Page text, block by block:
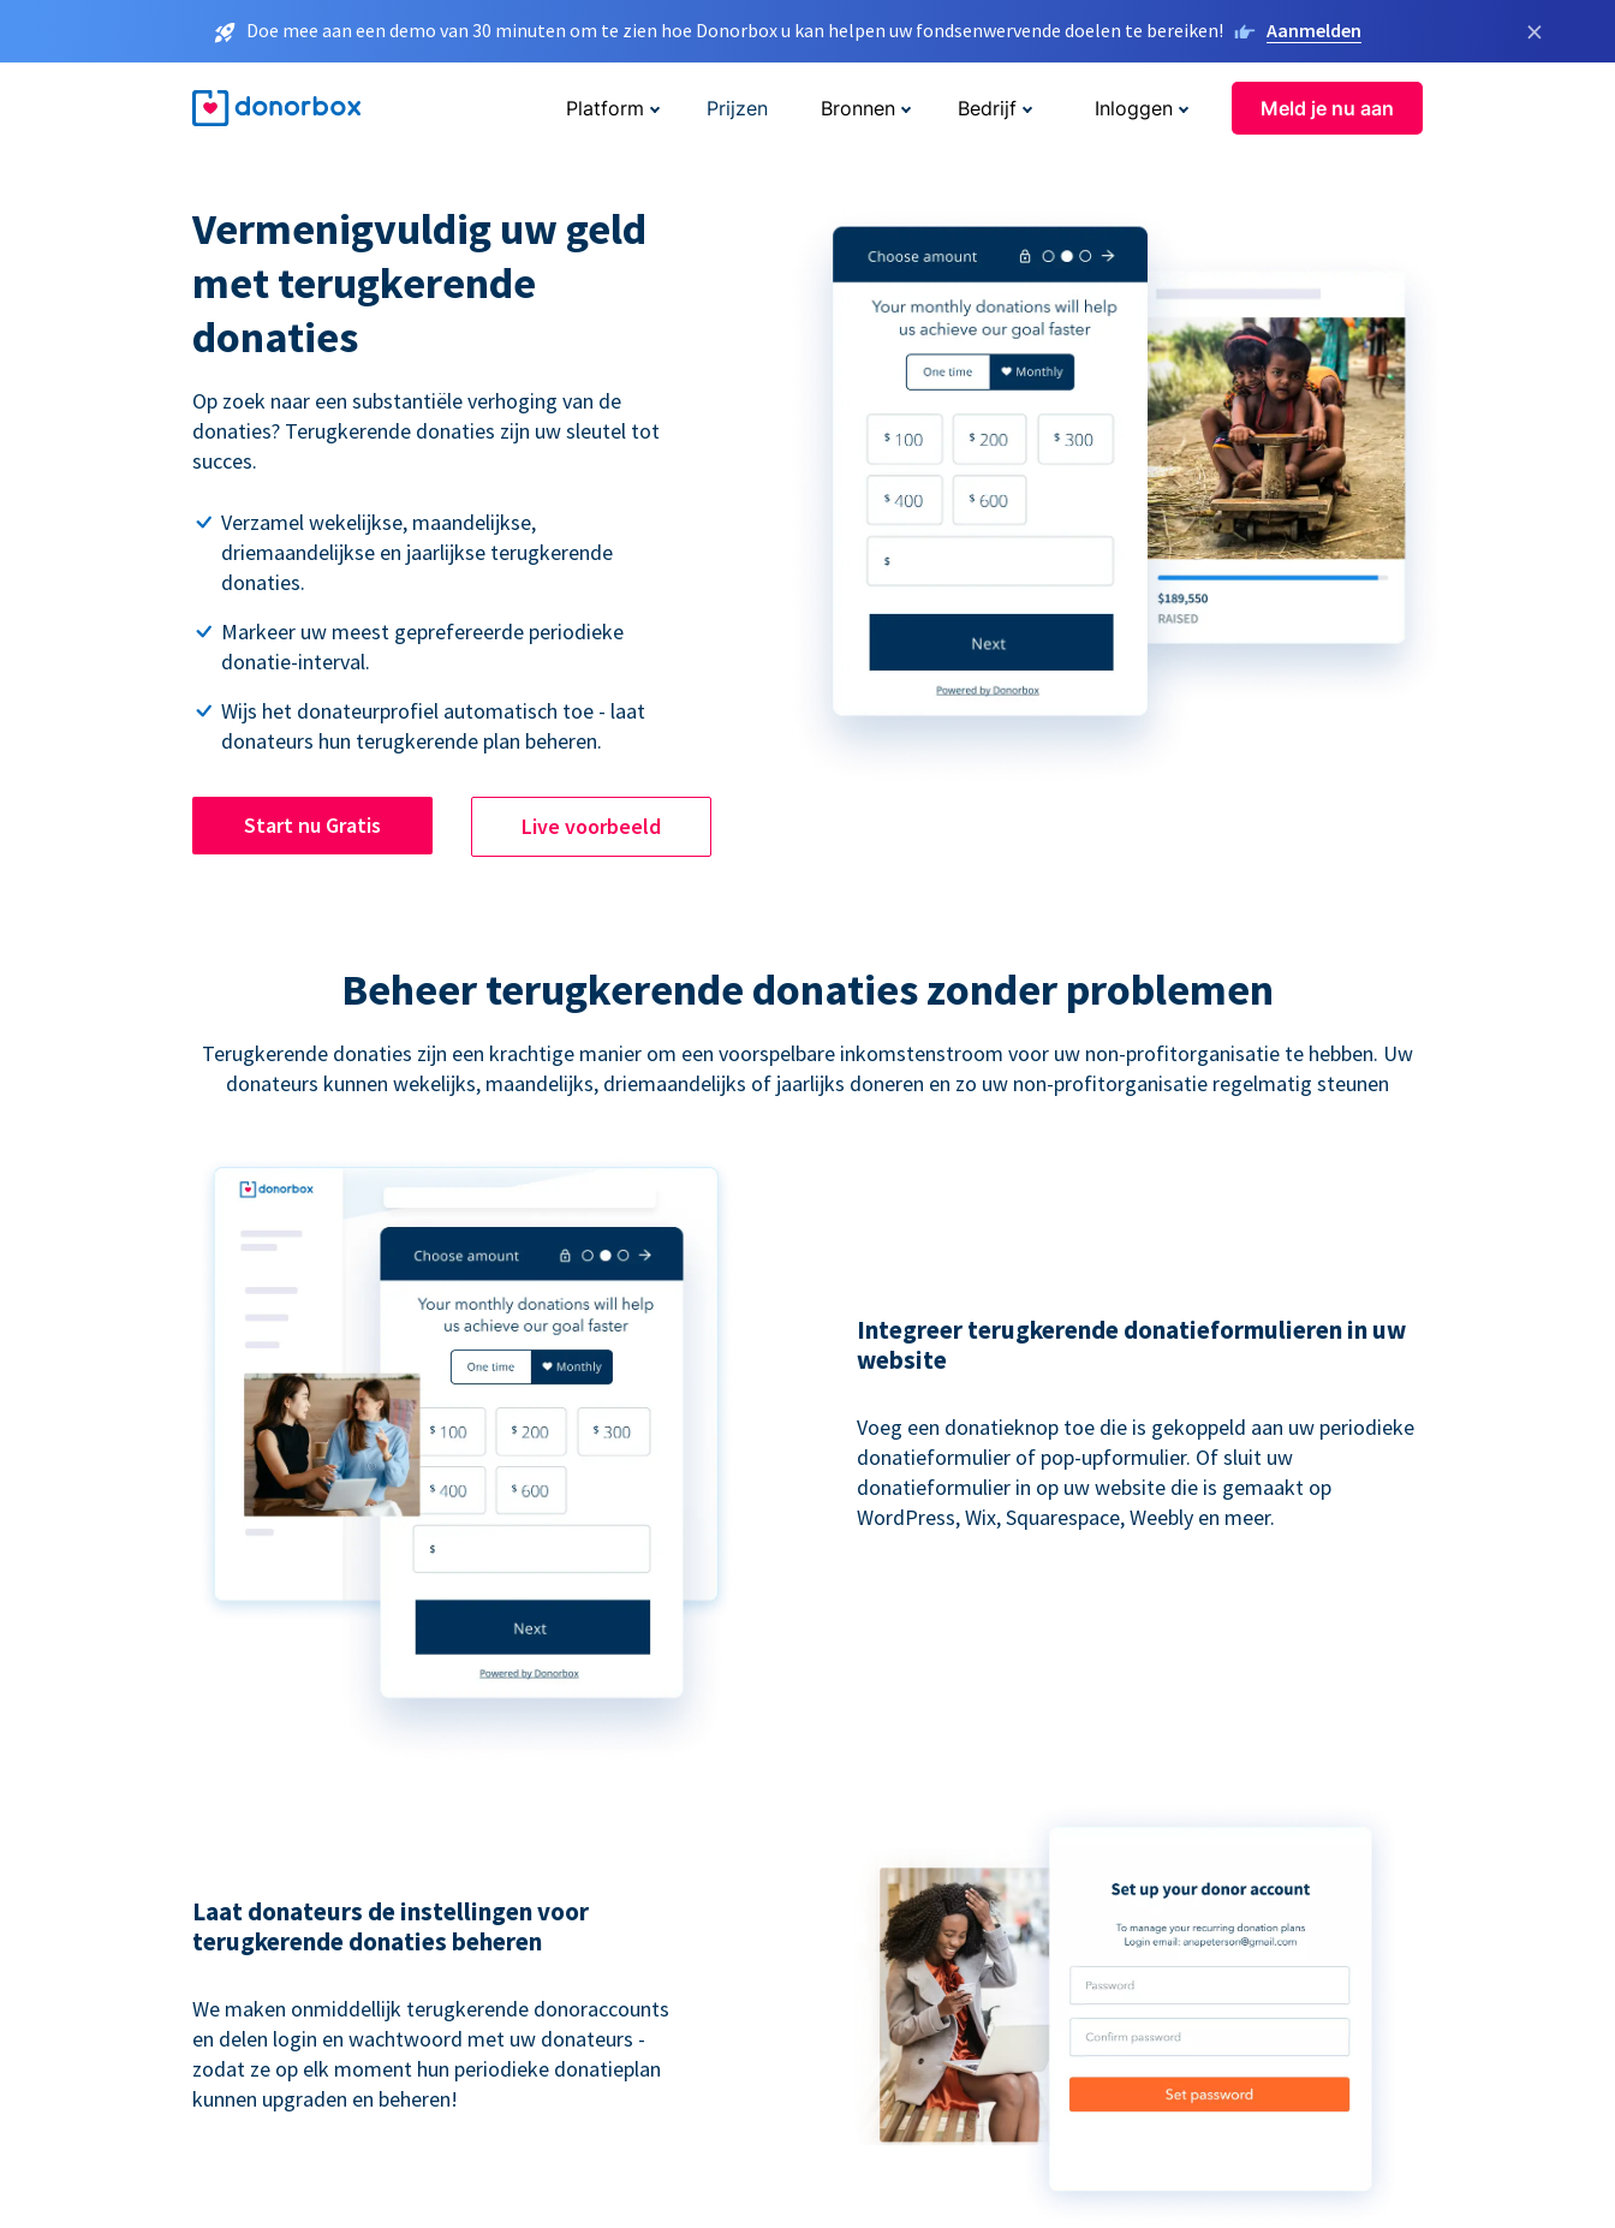
Doe mee aan een demo van 30 minuten om te zien hoe Donorbox u kan helpen uw fondsenwervende doelen te bereiken! Aanmelden ×
Platform Prijzen Bronnen Bedrijf Inloggen Meld je nu aan
Vermenigvuldig uw geld
met terugkerende
donaties
Op zoek naar een substantiële verhoging van de
donaties? Terugkerende donaties zijn uw sleutel tot
succes.
Verzamel wekelijkse, maandelijkse,
driemaandelijkse en jaarlijkse terugkerende
donaties.
Markeer uw meest geprefereerde periodieke
donatie-interval.
Wijs het donateurprofiel automatisch toe - laat
donateurs hun terugkerende plan beheren.
Start nu Gratis Live voorbeeld
Beheer terugkerende donaties zonder problemen
Terugkerende donaties zijn een krachtige manier om een voorspelbare inkomstenstroom voor uw non-profitorganisatie te hebben. Uw
donateurs kunnen wekelijks, maandelijks, driemaandelijks of jaarlijks doneren en zo uw non-profitorganisatie regelmatig steunen
Integreer terugkerende donatieformulieren in uw
website
Voeg een donatieknop toe die is gekoppeld aan uw periodieke
donatieformulier of pop-upformulier. Of sluit uw
donatieformulier in op uw website die is gemaakt op
WordPress, Wix, Squarespace, Weebly en meer.
Laat donateurs de instellingen voor
terugkerende donaties beheren
We maken onmiddellijk terugkerende donoraccounts
en delen login en wachtwoord met uw donateurs -
zodat ze op elk moment hun periodieke donatieplan
kunnen upgraden en beheren!